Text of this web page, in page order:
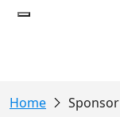
Sponsor